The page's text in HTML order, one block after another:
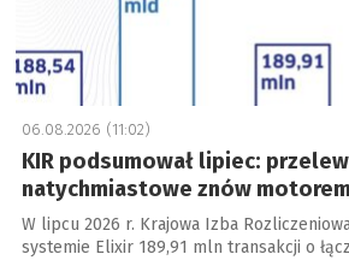
06.08.2026 (11:02)
KIR podsumował lipiec:
natychmiastowe znów
W lipcu 2026 r. Krajowa Izba
systemie Elixir 189,91 mln transakcji o